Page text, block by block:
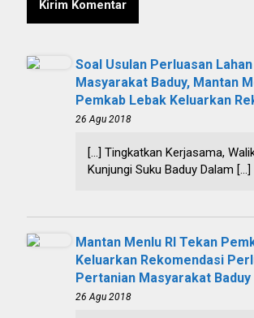
Soal Usulan Perluasan
Masyarakat Baduy, Mantan
Pemkab Lebak Keluarkan
26 Agu 2018
[…] Tingkatkan Kerjasama,
Kunjungi Suku Baduy Dalam […]
Mantan Menlu RI Tekan
Keluarkan Rekomendasi
Pertanian Masyarakat Baduy
26 Agu 2018